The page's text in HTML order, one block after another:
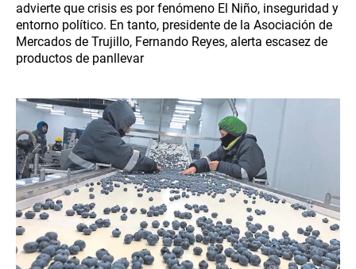
advierte que crisis es por fenómeno El Niño, inseguridad y
entorno político. En tanto, presidente de la Asociación de
Mercados de Trujillo, Fernando Reyes, alerta escasez de
productos de panllevar